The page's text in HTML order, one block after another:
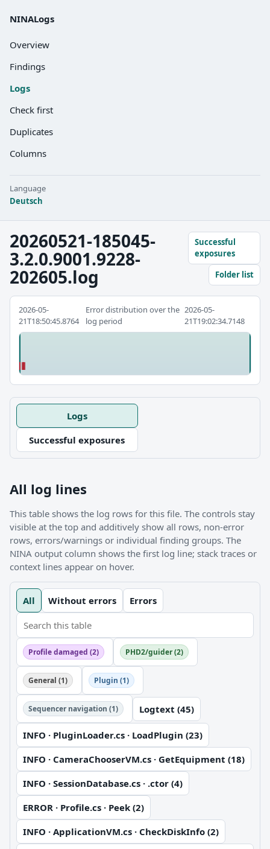
NINALogs
Overview
Findings
Logs
Check first
Duplicates
Columns
Language
Deutsch
20260521-185045-
3.2.0.9001.9228-
202605.log
Successful
exposures
Folder list
2026-05-
21T18:50:45.8764
Error distribution over the
log period
2026-05-
21T19:02:34.7148
Logs
Successful exposures
All log lines
This table shows the log rows for this file. The controls stay
visible at the top and additively show all rows, non-error
rows, errors/warnings or individual finding groups. The
NINA output column shows the first log line; stack traces or
context lines appear on hover.
All Without errors Errors
Profile damaged (2) PHD2/guider (2)
General (1) Plugin (1)
Sequencer navigation (1) Logtext (45)
INFO · PluginLoader.cs · LoadPlugin (23)
INFO · CameraChooserVM.cs · GetEquipment (18)
INFO · SessionDatabase.cs · .ctor (4)
ERROR · Profile.cs · Peek (2)
INFO · ApplicationVM.cs · CheckDiskInfo (2)